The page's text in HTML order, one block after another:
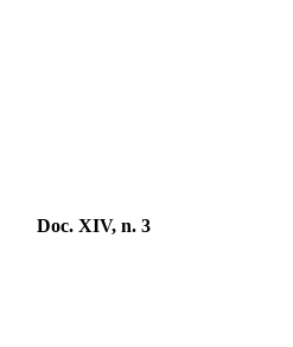
Doc. XIV, n. 3